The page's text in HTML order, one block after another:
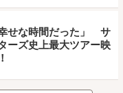
幸せな時間だった」 サ
ーズ史上最大ツアー映